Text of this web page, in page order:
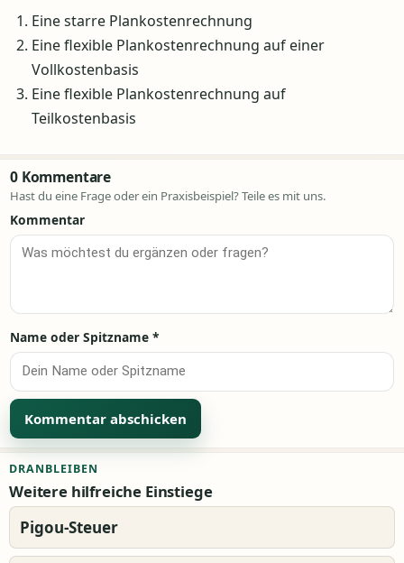
Eine starre Plankostenrechnung
Eine flexible Plankostenrechnung auf einer
Vollkostenbasis
Eine flexible Plankostenrechnung auf
Teilkostenbasis
0 Kommentare
Hast du eine Frage oder ein Praxisbeispiel? Teile es mit uns.
Kommentar
Name oder Spitzname *
DRANBLEIBEN
Weitere hilfreiche Einstiege
Pigou-Steuer